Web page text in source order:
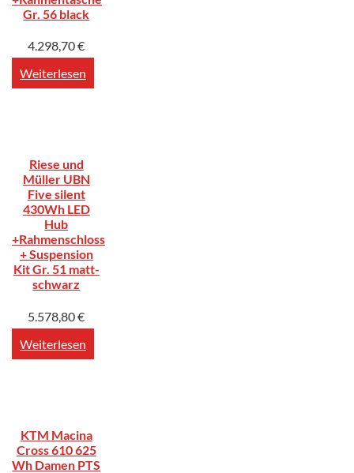
Gr. 56 black
4.298,70€
Weiterlesen
Riese und
Müller UBN
Five silent
430Wh LED
Hub
+Rahmenschloss
+ Suspension
Kit Gr. 51 matt-
schwarz
5.578,80€
Weiterlesen
KTM Macina
Cross 610 625
Wh Damen PTS